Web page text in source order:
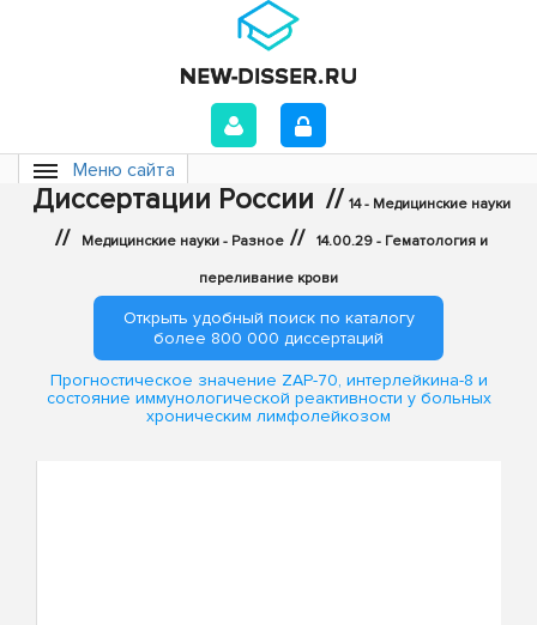
Меню сайта
Диссертации России // 14 - Медицинские науки
// Медицинские науки - Разное // 14.00.29 - Гематология и
переливание крови
Открыть удобный поиск по каталогу
более 800 000 диссертаций
Прогностическое значение ZAP-70, интерлейкина-8 и
состояние иммунологической реактивности у больных
хроническим лимфолейкозом